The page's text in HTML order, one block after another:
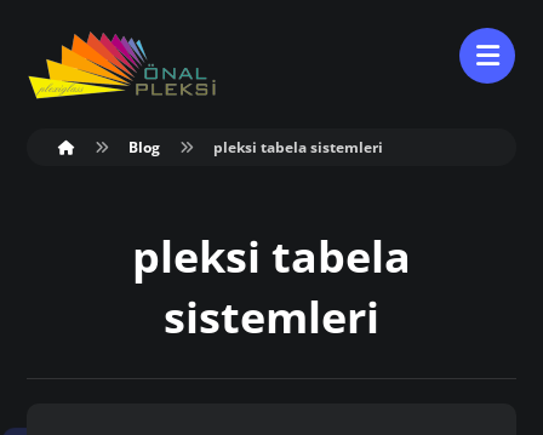
Blog pleksi tabela sistemleri
pleksi tabela
sistemleri